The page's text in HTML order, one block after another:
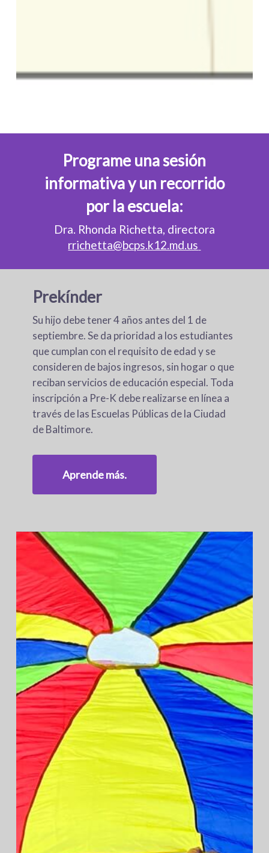
Programe una sesión
informativa y un recorrido
por la escuela:
Dra. Rhonda Richetta, directora
rrichetta@bcps.k12.md.us
Prekínder
Su hijo debe tener 4 años antes del 1 de
septiembre. Se da prioridad a los estudiantes
que cumplan con el requisito de edad y se
consideren de bajos ingresos, sin hogar o que
reciban servicios de educación especial. Toda
inscripción a Pre-K debe realizarse en línea a
través de las Escuelas Públicas de la Ciudad
de Baltimore.
Aprende más.